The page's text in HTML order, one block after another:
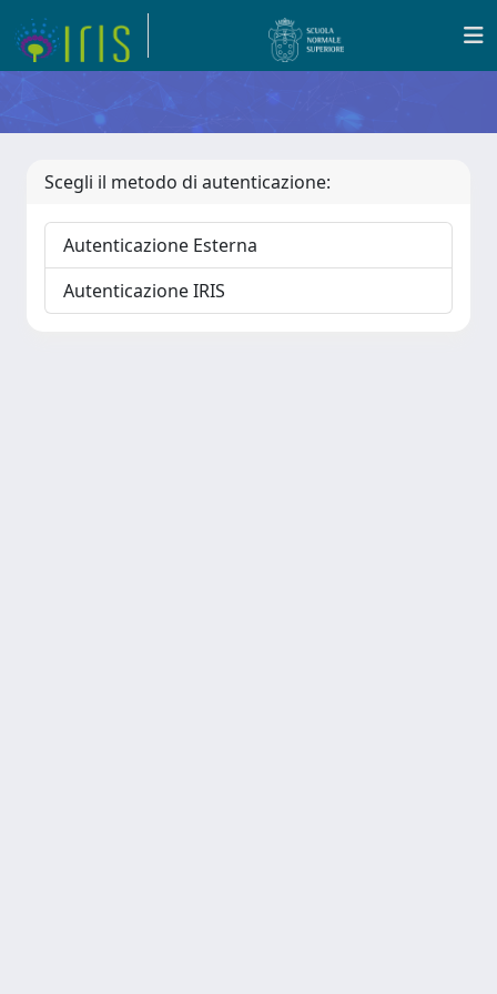
Scegli il metodo di autenticazione:
Autenticazione Esterna
Autenticazione IRIS